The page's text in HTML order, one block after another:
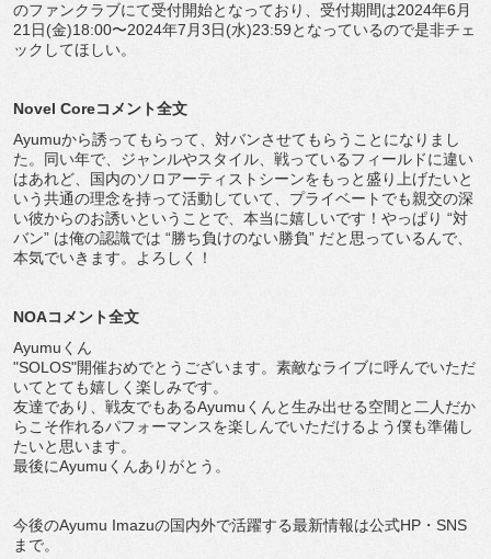
のファンクラブにて受付開始となっており、受付期間は2024年6月
21日(金)18:00〜2024年7月3日(水)23:59となっているので是非チェ
ックしてほしい。
Novel Coreコメント全文
Ayumuから誘ってもらって、対バンさせてもらうことになりまし
た。同い年で、ジャンルやスタイル、戦っているフィールドに違い
はあれど、国内のソロアーティストシーンをもっと盛り上げたいと
いう共通の理念を持って活動していて、プライベートでも親交の深
い彼からのお誘いということで、本当に嬉しいです！やっぱり “対
バン” は俺の認識では “勝ち負けのない勝負” だと思っているんで、
本気でいきます。よろしく！
NOAコメント全文
Ayumuくん
"SOLOS"開催おめでとうございます。素敵なライブに呼んでいただ
いてとても嬉しく楽しみです。
友達であり、戦友でもあるAyumuくんと生み出せる空間と二人だか
らこそ作れるパフォーマンスを楽しんでいただけるよう僕も準備し
たいと思います。
最後にAyumuくんありがとう。
今後のAyumu Imazuの国内外で活躍する最新情報は公式HP・SNS
まで。